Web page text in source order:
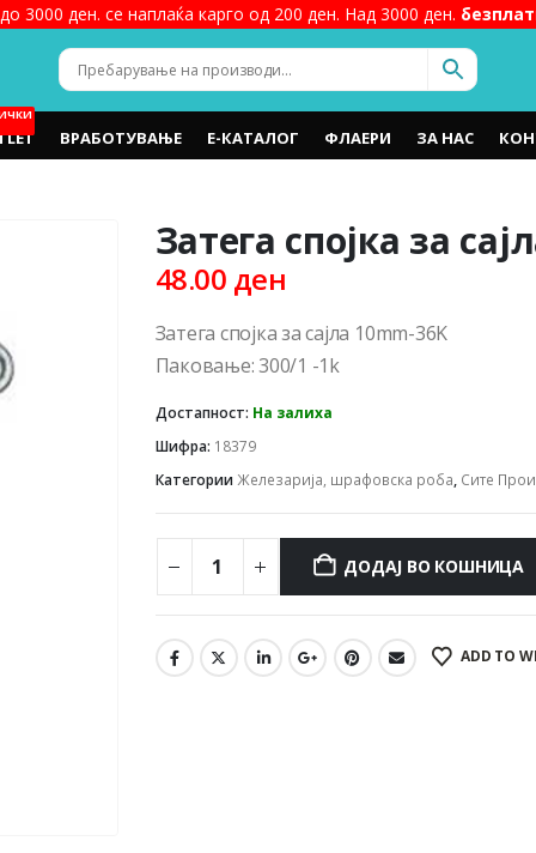
3000 ден. се наплаќа карго од 200 ден. Над 3000 ден.
ВРАБОТУВАЊЕ Е-КАТАЛОГ ФЛАЕРИ ЗА НАС
Затега спојка за
48.00 ден
Затега спојка за сајла 10mm-36K
Паковање: 300/1 -1k
Достапност: На залиха
Шифра: 18379
КатегорииЖелезарија, шрафовска роба, Сите
ДОДАЈ ВО КОШНИЦА
ADD TO